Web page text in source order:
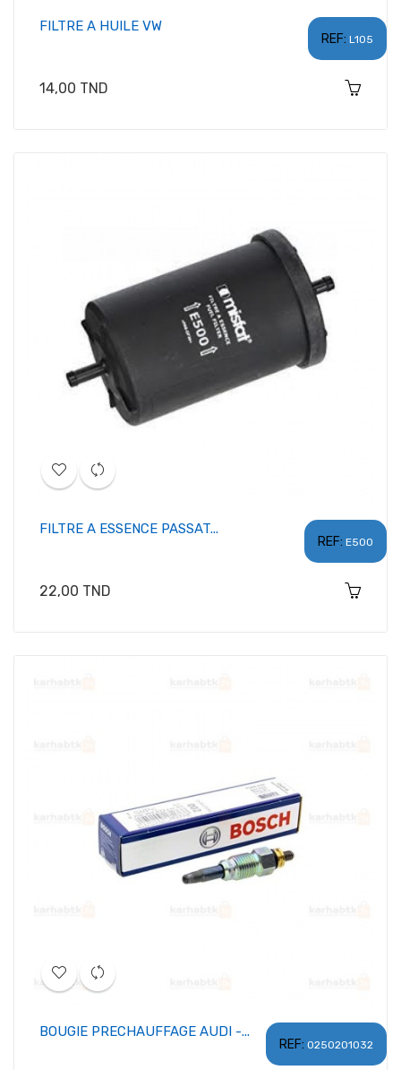
REF: L105
FILTRE A HUILE VW
Prix
14,00 TND
REF: E500
FILTRE A ESSENCE PASSAT...
Prix
22,00 TND
REF: 0250201032
BOUGIE PRECHAUFFAGE AUDI -...